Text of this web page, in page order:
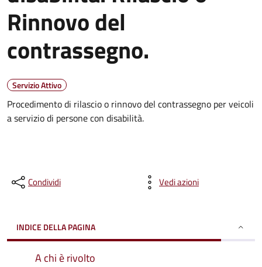
Rinnovo del
contrassegno.
Servizio Attivo
Procedimento di rilascio o rinnovo del contrassegno per veicoli
a servizio di persone con disabilità.
Condividi Vedi azioni
INDICE DELLA PAGINA
A chi è rivolto